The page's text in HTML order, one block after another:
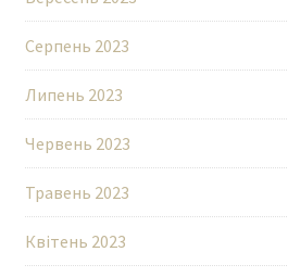
Серпень 2023
Липень 2023
Червень 2023
Травень 2023
Квітень 2023